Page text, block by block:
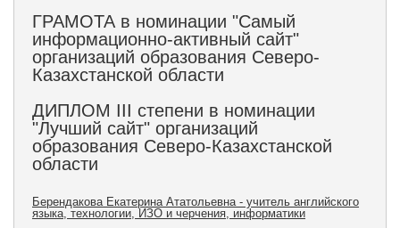
ГРАМОТА в номинации "Самый
информационно-активный сайт"
организаций образования Северо-
Казахстанской области
ДИПЛОМ III степени в номинации
"Лучший сайт" организаций
образования Северо-Казахстанской
области
Берендакова Екатерина Ататольевна - учитель английского
языка, технологии, ИЗО и черчения, информатики